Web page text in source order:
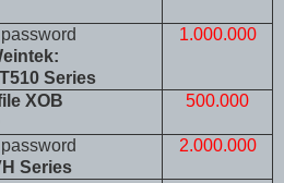
Series
1.000.000
XOB
500.000
Series
2.000.000